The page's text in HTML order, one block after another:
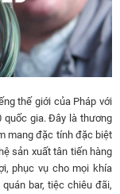
thế giới của Pháp với
quốc gia. Đây là thương
mang đặc tính đặc biệt
sản xuất tân tiến hàng
phục vụ cho mọi khía
bar, tiệc chiêu đãi,